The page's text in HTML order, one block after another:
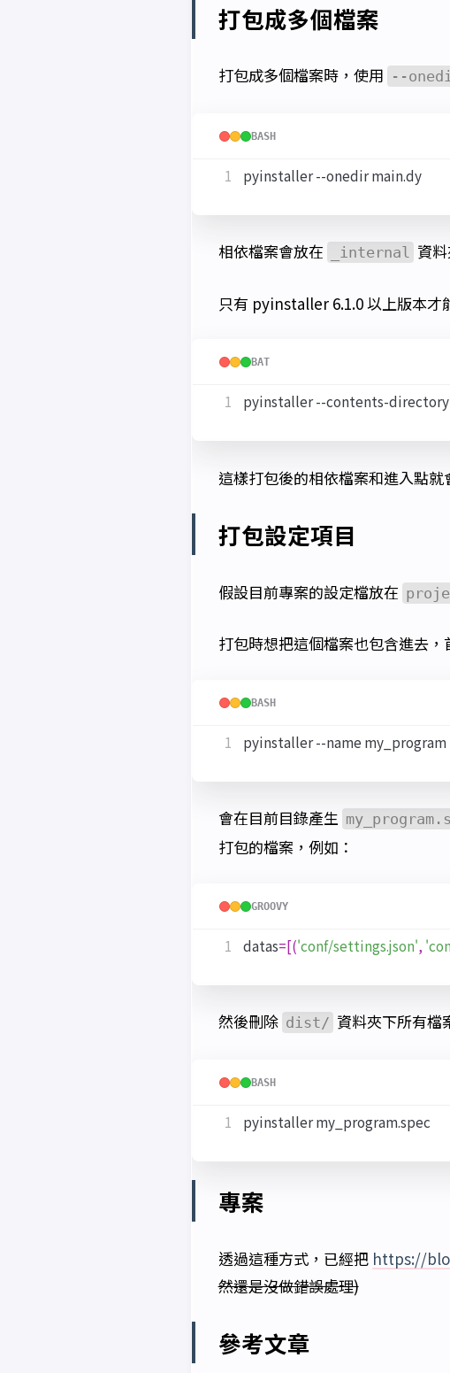
打包成多個檔案
打包成多個檔案時，使用 --
BASH
pyinstaller --onedir main.dy
相依檔案會放在 _internal 資
只有 pyinstaller 6.1.0 以上版本才
BAT
這樣打包後的相依檔案和進入點就
打包設定項目
假設目前專案的設定檔放在
打包時想把這個檔案也包含進去
BASH
pyinstaller --name
會在目前目錄產生
打包的檔案，例如：
GROOVY
datas=[('conf/settings.json',
然後刪除 dist/ 資料夾下所有檔
BASH
專案
透過這種方式，已經把 https://
然還是沒做錯誤處理)
參考文章